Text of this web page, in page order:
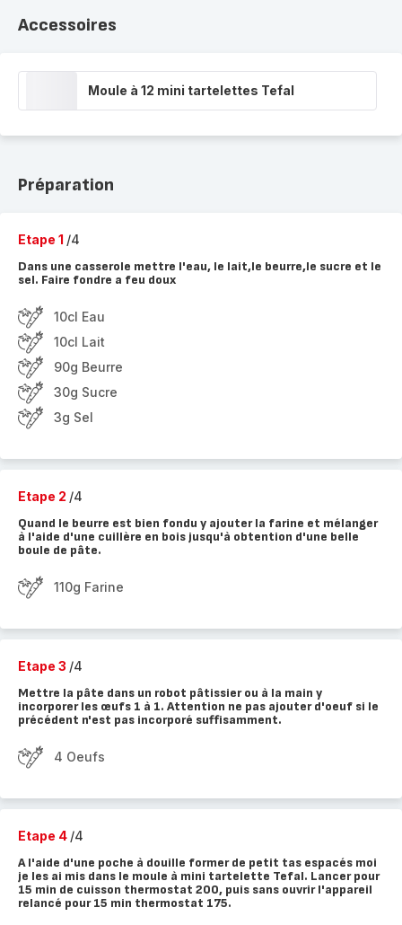
Accessoires
Moule à 12 mini tartelettes Tefal
Préparation
Etape 1 /4
Dans une casserole mettre l'eau, le lait,le beurre,le sucre et le
sel. Faire fondre a feu doux
10cl Eau
10cl Lait
90g Beurre
30g Sucre
3g Sel
Etape 2 /4
Quand le beurre est bien fondu y ajouter la farine et mélanger
à l'aide d'une cuillère en bois jusqu'à obtention d'une belle
boule de pâte.
110g Farine
Etape 3 /4
Mettre la pâte dans un robot pâtissier ou à la main y
incorporer les œufs 1 à 1. Attention ne pas ajouter d'oeuf si le
précédent n'est pas incorporé suffisamment.
4 Oeufs
Etape 4 /4
A l'aide d'une poche à douille former de petit tas espacés moi
je les ai mis dans le moule à mini tartelette Tefal. Lancer pour
15 min de cuisson thermostat 200, puis sans ouvrir l'appareil
relancé pour 15 min thermostat 175.